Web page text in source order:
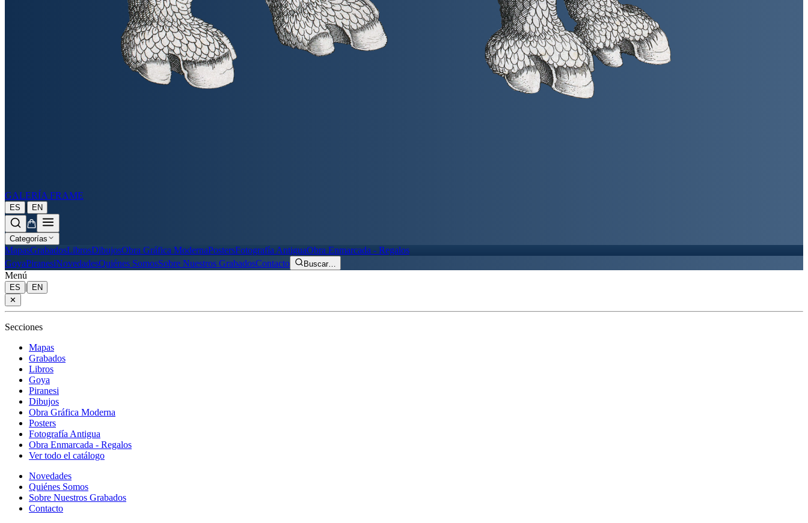
GALERÍA FRAME
ES | EN
Categorías
MapasGrabadosLibrosDibujosObra Gráfica ModernaPostersFotografía AntiguaObra Enmarcada - Regalos
GoyaPiranesiNovedadesQuiénes SomosSobre Nuestros GrabadosContacto Buscar…
Menú
ES |
EN
✕
Secciones
Mapas
Grabados
Libros
Goya
Piranesi
Dibujos
Obra Gráfica Moderna
Posters
Fotografía Antigua
Obra Enmarcada - Regalos
Ver todo el catálogo
Novedades
Quiénes Somos
Sobre Nuestros Grabados
Contacto